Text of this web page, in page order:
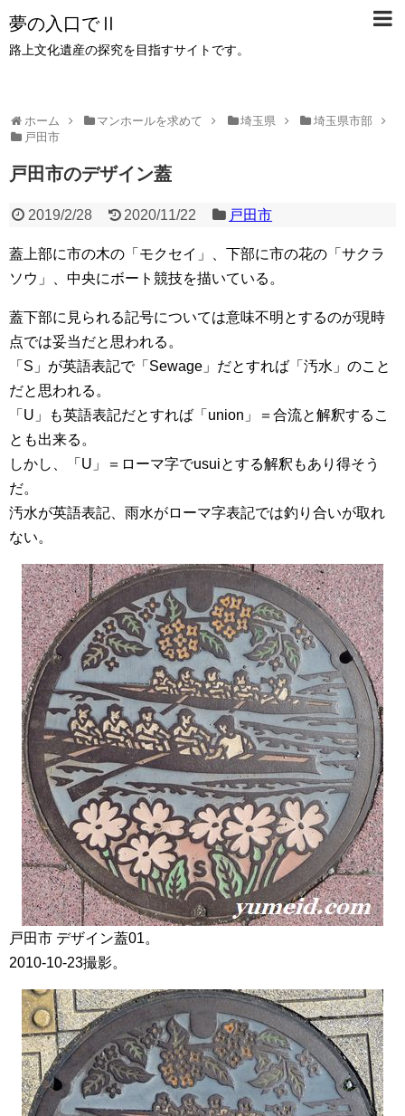
夢の入口でⅡ
路上文化遺産の探究を目指すサイトです。
ホーム マンホールを求めて 埼玉県
埼玉県市部
戸田市
戸田市のデザイン蓋
2019/2/28 2020/11/22 戸田市
蓋上部に市の木の「モクセイ」、下部に市の花の「サクラ
ソウ」、中央にボート競技を描いている。
蓋下部に見られる記号については意味不明とするのが現時
点では妥当だと思われる。
「S」が英語表記で「Sewage」だとすれば「汚水」のこと
だと思われる。
「U」も英語表記だとすれば「union」＝合流と解釈するこ
とも出来る。
しかし、「U」＝ローマ字でusuiとする解釈もあり得そう
だ。
汚水が英語表記、雨水がローマ字表記では釣り合いが取れ
ない。
戸田市 デザイン蓋01。
2010-10-23撮影。